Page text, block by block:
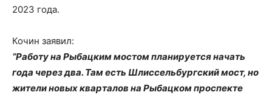
2023 года.
Кочин заявил:
“Работу на Рыбацким мостом планируется начать
года через два. Там есть Шлиссельбургский мост, но
жители новых кварталов на Рыбацком проспекте